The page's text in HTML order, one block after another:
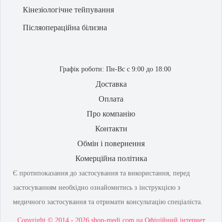
Коректор постави — якість понад усе
знаходитесь на потрібному шляху. Різноманітний каталог нашого сайту
стане продуктом, яким Ви будете раді.
Кінезіологічне тейпування
Післяопераційна білизна
Графік роботи: Пн-Вс с 9:00 до 18:00
Доставка
Оплата
Про компанію
Контакти
Обмін і повернення
Комерційна політика
Є протипоказання до застосування та використання, перед
застосуванням необхідно ознайомитись з інструкцією з
медичного застосування та отримати консультацію спеціаліста.
Copyright © 2014 - 2026 shop-medi.com.ua Офіційний інтернет